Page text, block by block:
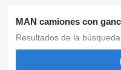
MAN camiones con
Resultados de la